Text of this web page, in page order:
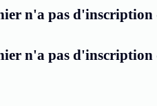
n'a pas d'inscription
n'a pas d'inscription